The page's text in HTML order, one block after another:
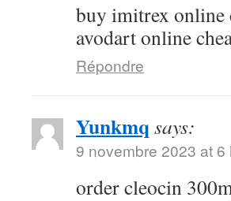
buy imitrex online
avodart online
Répondre
Yunkmq says:
9 novembre 2023 at 6
order cleocin